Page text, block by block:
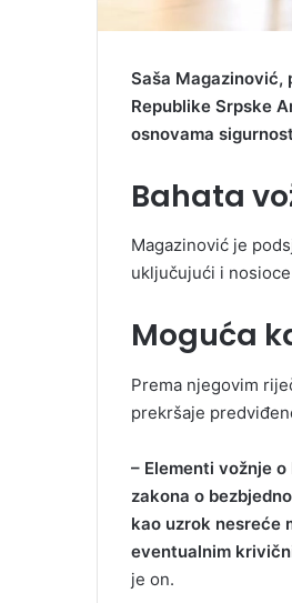
Saša Magazinović,
Republike Srpske
osnovama
Bahata
Magazinović je
uključujući i
Moguća
Prema njegovim
prekršaje
– Elementi vožnje
zakona o
kao uzrok nesreće
eventualnim
je on.